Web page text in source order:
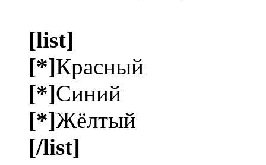
[list]
[*]Красный
[*]Синий
[*]Жёлтый
[/list]